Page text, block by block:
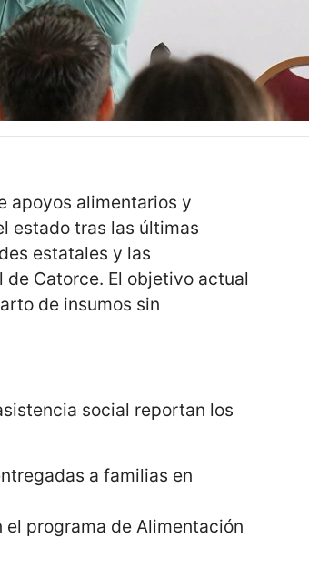
apoyos alimentarios y
estado tras las últimas
estatales y las
Catorce. El objetivo actual
de insumos sin
social reportan los
a familias en
el programa de Alimentación